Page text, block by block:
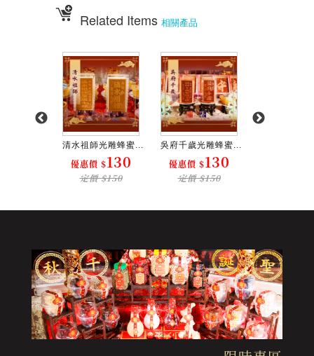
Related Items 相關產品
清水祖師光雕蜂蜜...
優惠價 $130
定價 $150
吳府千歲光雕蜂蜜...
優惠價 $130
定價 $150